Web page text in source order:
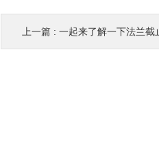
上一篇 : 一起来了解一下法兰截